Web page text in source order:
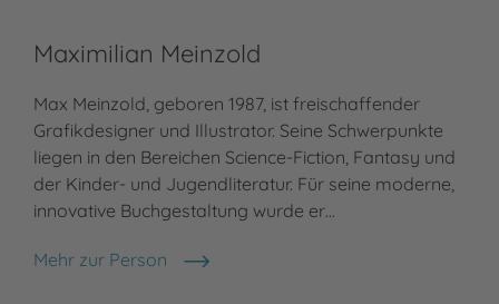
Maximilian Meinzold
Max Meinzold, geboren 1987, ist freischaffender
Grafikdesigner und Illustrator. Seine Schwerpunkte
liegen in den Bereichen Science-Fiction, Fantasy und
der Kinder- und Jugendliteratur. Für seine moderne,
innovative Buchgestaltung wurde er…
Mehr zur Person
Maximilian Meinzold